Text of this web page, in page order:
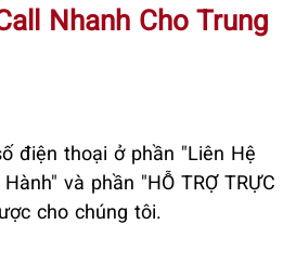
Nhanh Cho Trung
điện thoại ở phần "Liên Hệ
và phần "HỖ TRỢ TRỰC
cho chúng tôi.